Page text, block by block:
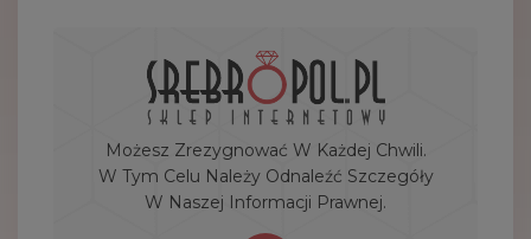
Możesz Zrezygnować W Każdej Chwili.
W Tym Celu Należy Odnaleźć Szczegóły
W Naszej Informacji Prawnej.